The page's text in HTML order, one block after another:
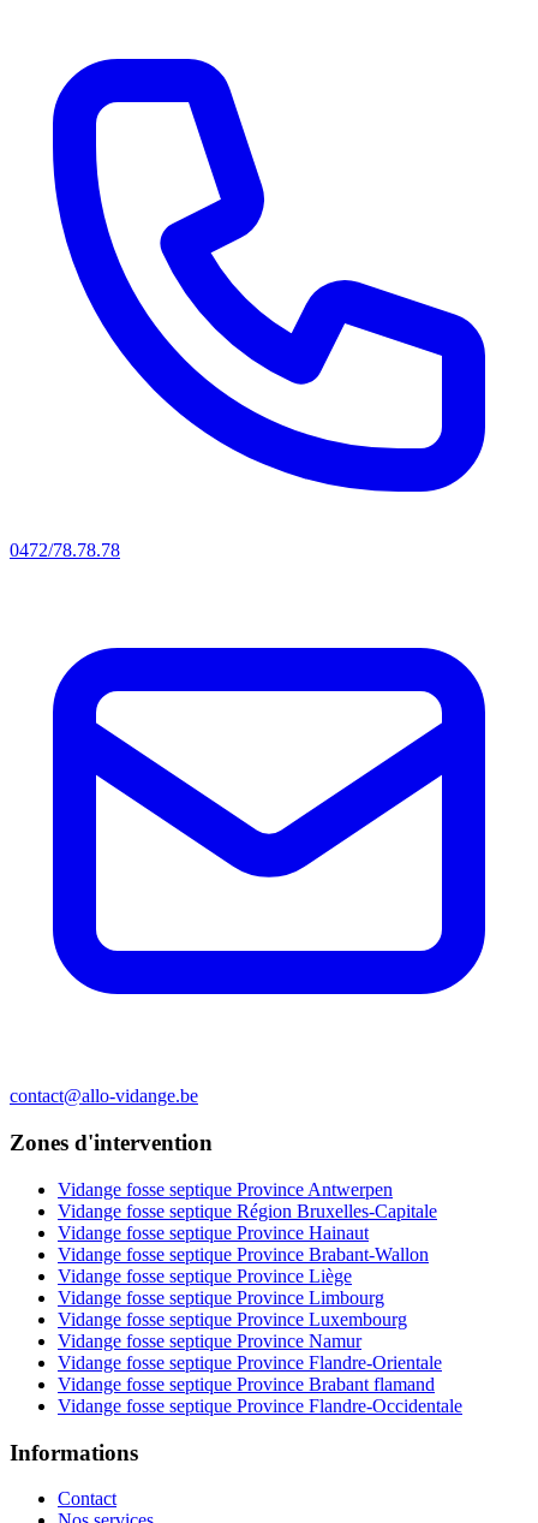
0472/78.78.78
contact@allo-vidange.be
Zones d'intervention
Vidange fosse septique Province Antwerpen
Vidange fosse septique Région Bruxelles-Capitale
Vidange fosse septique Province Hainaut
Vidange fosse septique Province Brabant-Wallon
Vidange fosse septique Province Liège
Vidange fosse septique Province Limbourg
Vidange fosse septique Province Luxembourg
Vidange fosse septique Province Namur
Vidange fosse septique Province Flandre-Orientale
Vidange fosse septique Province Brabant flamand
Vidange fosse septique Province Flandre-Occidentale
Informations
Contact